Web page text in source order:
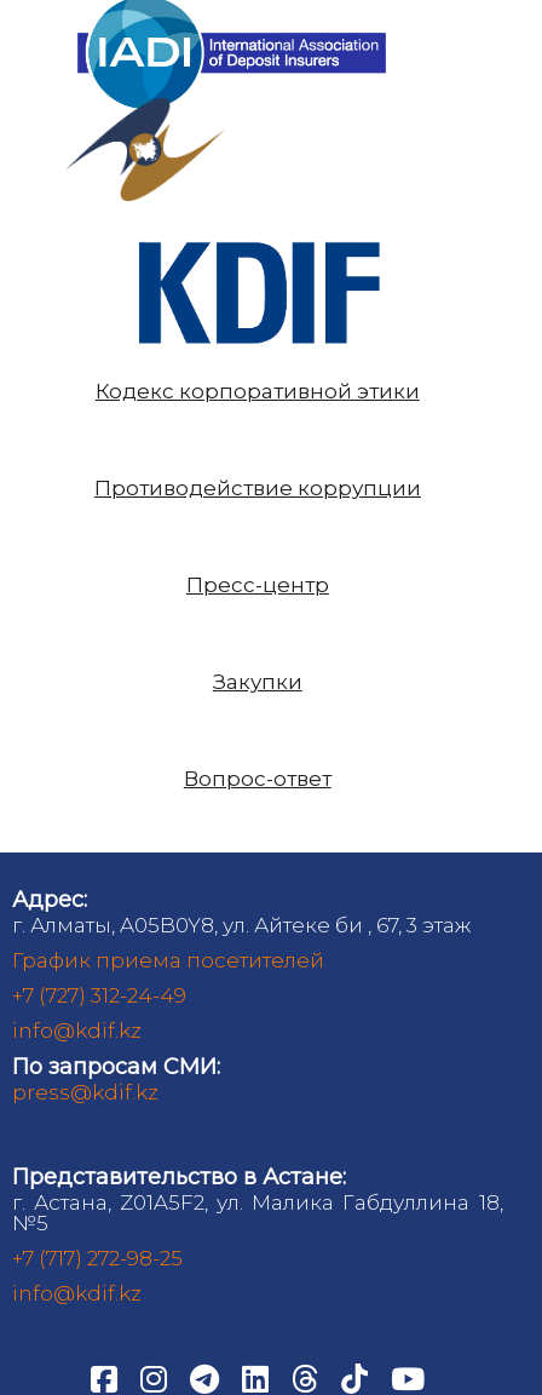
Кодекс корпоративной этики
Противодействие коррупции
Пресс-центр
Закупки
Вопрос-ответ
Адрес:
г. Алматы, A05B0Y8, ул. Айтеке би , 67, 3 этаж
График приема посетителей
+7 (727) 312-24-49
info@kdif.kz
По запросам СМИ:
press@kdif.kz
Представительство в Астане:
г. Астана, Z01A5F2, ул. Малика Габдуллина 18,
№5
+7 (717) 272-98-25
info@kdif.kz